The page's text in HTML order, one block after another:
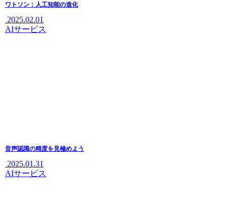
ワトソン：人工知能の進化
2025.02.01
AIサービス
音声認識の精度を見極めよう
2025.01.31
AIサービス